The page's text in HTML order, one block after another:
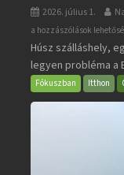
2026. július 1.
BalatonBIKE365
bejegyzéshez
a hozzászólások
Húsz szálláshely,
legyen probléma a
Fókuszban Itthon